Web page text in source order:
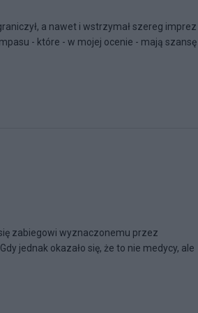
a nawet i wstrzymał szereg imprez
- które - w mojej ocenie - mają szansę
zabiegowi wyznaczonemu przez
jednak okazało się, że to nie medycy, ale